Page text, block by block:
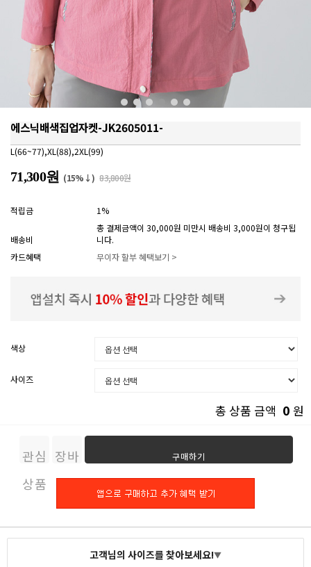
에스닉배색집업자켓-JK2605011-
L(66~77),XL(88),2XL(99)
71,300원 (15%↓) 83,800원
적립금 1%
배송비
총 결제금액이 30,000원 미만시 배송비 3,000원이 청구됩
니다.
카드혜택
무이자 할부 혜택보기 >
색상
사이즈
총 상품 금액 0 원
관심
상품
장바
구니
구매하기
고객님의 사이즈를 찾아보세요!▼